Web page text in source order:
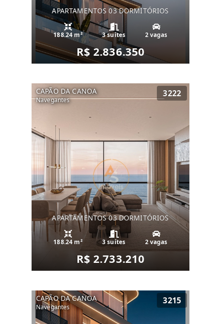
APARTAMENTOS 03 DORMITÓRIOS
188.24 m² 3 suítes 2 vagas
R$ 2.836.350
CAPÃO DA CANOA
Navegantes
3222
APARTAMENTOS 03 DORMITÓRIOS
188.24 m² 3 suítes 2 vagas
R$ 2.733.210
CAPÃO DA CANOA
Navegantes
3215